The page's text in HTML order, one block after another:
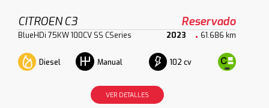
CITROEN C3 Reservado
BlueHDi 75KW 100CV SS CSeries 2023 61.686 km
Diesel Manual 102 cv
VER DETALLES